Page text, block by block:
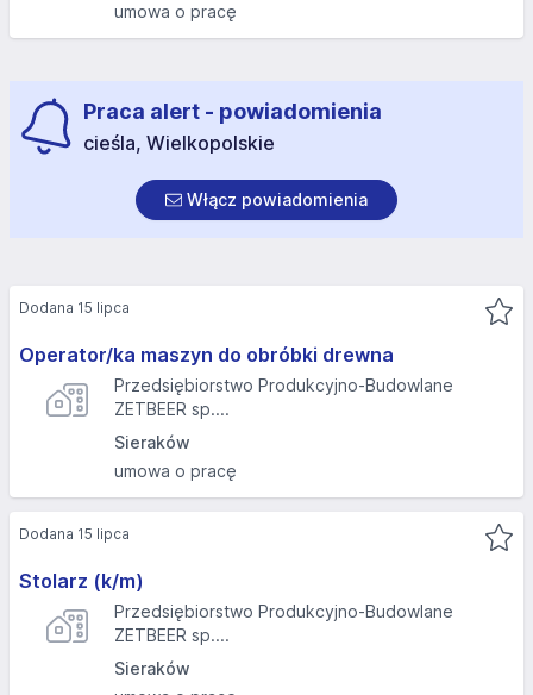
umowa o pracę
Praca alert - powiadomienia
cieśla, Wielkopolskie
Włącz powiadomienia
Operator/ka maszyn do obróbki drewna
Przedsiębiorstwo Produkcyjno-Budowlane
ZETBEER sp....
Sieraków
umowa o pracę
Dodana 15 lipca
Stolarz (k/m)
Przedsiębiorstwo Produkcyjno-Budowlane
ZETBEER sp....
Sieraków
Dodana 15 lipca